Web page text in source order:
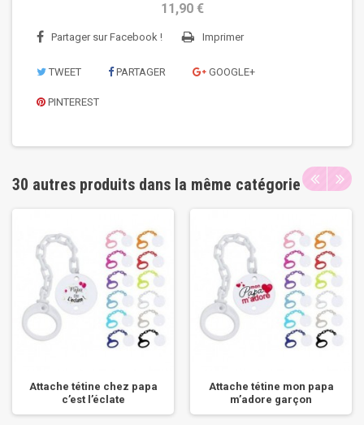
11,90 €
Partager sur Facebook ! Imprimer
TWEET PARTAGER GOOGLE+
PINTEREST
30 autres produits dans la même catégorie
Attache tétine chez papa
c’est l’éclate
Attache tétine mon papa
m’adore garçon